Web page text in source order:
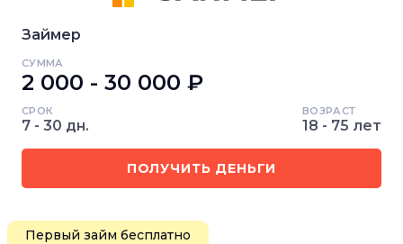
Займер
СУММА
2 000 - 30 000 ₽
СРОК
7 - 30 дн.
ВОЗРАСТ
18 - 75 лет
ПОЛУЧИТЬ ДЕНЬГИ
Первый займ бесплатно